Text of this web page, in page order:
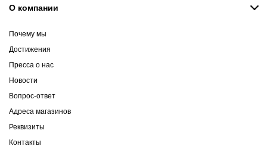
О компании
Почему мы
Достижения
Пресса о нас
Новости
Вопрос-ответ
Адреса магазинов
Реквизиты
Контакты